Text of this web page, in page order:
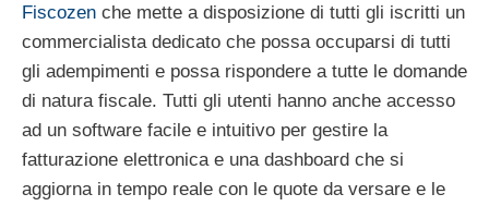
Fiscozen che mette a disposizione di tutti gli iscritti un
commercialista dedicato che possa occuparsi di tutti
gli adempimenti e possa rispondere a tutte le domande
di natura fiscale. Tutti gli utenti hanno anche accesso
ad un software facile e intuitivo per gestire la
fatturazione elettronica e una dashboard che si
aggiorna in tempo reale con le quote da versare e le